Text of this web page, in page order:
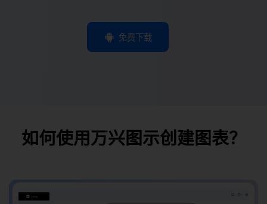
免费下载
如何使用万兴图示创建图表？